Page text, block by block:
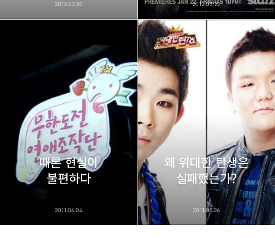
2012.07.30 2012.03.22
때론 현실이
불편하다
2011.06.04
왜 위대한 탄생은
실패했는가?
2011.05.26